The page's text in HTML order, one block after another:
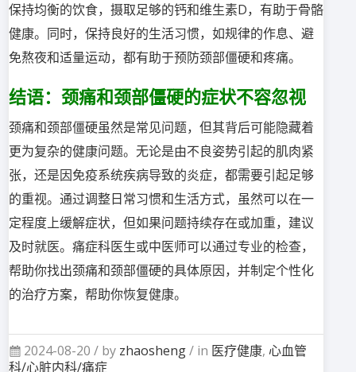
保持均衡的饮食，摄取足够的钙和维生素D，有助于骨骼
健康。同时，保持良好的生活习惯，如规律的作息、避
免熬夜和适量运动，都有助于预防颈部僵硬和疼痛。
结语：颈痛和颈部僵硬的症状不容忽视
颈痛和颈部僵硬虽然是常见问题，但其背后可能隐藏着
更为复杂的健康问题。无论是由不良姿势引起的肌肉紧
张，还是因免疫系统疾病导致的炎症，都需要引起足够
的重视。通过调整日常习惯和生活方式，虽然可以在一
定程度上缓解症状，但如果问题持续存在或加重，建议
及时就医。痛症科医生或中医师可以通过专业的检查，
帮助你找出颈痛和颈部僵硬的具体原因，并制定个性化
的治疗方案，帮助你恢复健康。
2024-08-20 / by zhaosheng/ in 医疗健康, 心血管
科/心脏内科/痛症